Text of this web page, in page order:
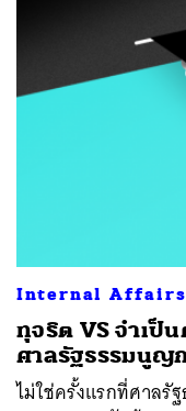
Internal Affairs
ทุจริต VS จำเป็
ศาลรัฐธรรมนูญ
ไม่ใช่ครั้งแรกที่ศาลรั